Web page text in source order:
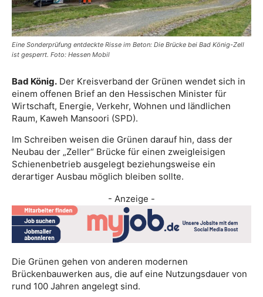
Eine Sonderprüfung entdeckte Risse im Beton: Die Brücke bei Bad König-Zell
ist gesperrt. Foto: Hessen Mobil
Bad König. Der Kreisverband der Grünen wendet sich in
einem offenen Brief an den Hessischen Minister für
Wirtschaft, Energie, Verkehr, Wohnen und ländlichen
Raum, Kaweh Mansoori (SPD).
Im Schreiben weisen die Grünen darauf hin, dass der
Neubau der „Zeller“ Brücke für einen zweigleisigen
Schienenbetrieb ausgelegt beziehungsweise ein
derartiger Ausbau möglich bleiben sollte.
- Anzeige -
Die Grünen gehen von anderen modernen
Brückenbauwerken aus, die auf eine Nutzungsdauer von
rund 100 Jahren angelegt sind.